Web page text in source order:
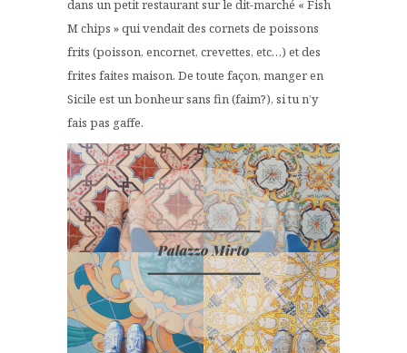
dans un petit restaurant sur le dit-marché « Fish
M chips » qui vendait des cornets de poissons
frits (poisson, encornet, crevettes, etc…) et des
frites faites maison. De toute façon, manger en
Sicile est un bonheur sans fin (faim?), si tu n’y
fais pas gaffe.